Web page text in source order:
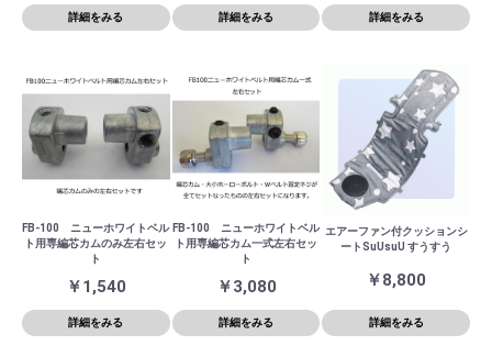
詳細をみる 詳細をみる 詳細をみる
FB-100 ニューホワイトベル
ト用専編芯カムのみ左右セッ
ト
￥1,540
詳細をみる
FB-100 ニューホワイトベル
ト用専編芯カム一式左右セッ
ト
￥3,080
詳細をみる
エアーファン付クッションシ
ートSuUsuU すうすう
￥8,800
詳細をみる